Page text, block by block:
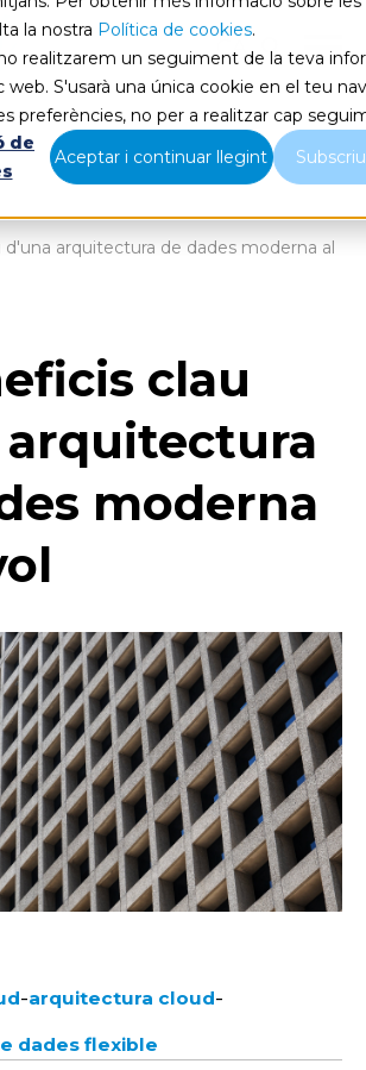
la nostra Política de cookies.
realitzarem un seguiment de la teva
web. S'usarà una única cookie en el teu
preferències, no per a realitzar cap
de
Aceptar i continuar llegint
CA
d'una arquitectura de dades moderna al
clau
moderna
-arquitectura cloud-
dades flexible